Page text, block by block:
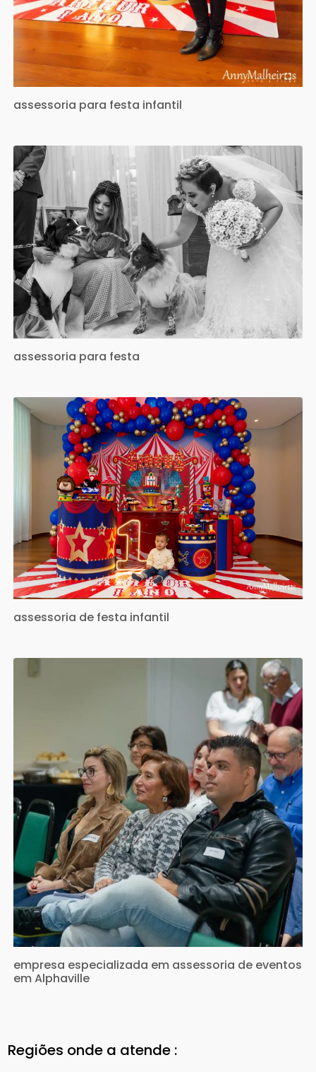
assessoria para festa infantil
assessoria para festa
assessoria de festa infantil
empresa especializada em assessoria de eventos
em Alphaville
Regiões onde a atende :